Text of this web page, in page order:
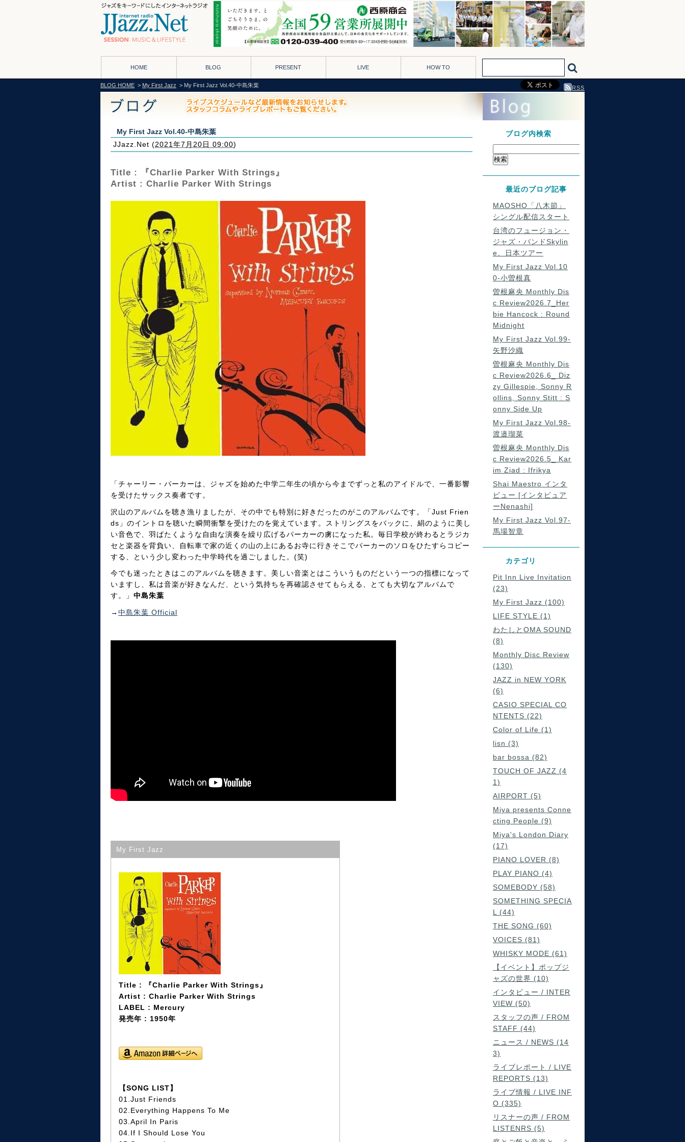
HOME BLOG PRESENT LIVE HOW TO
BLOG HOME > My First Jazz > My First Jazz Vol.40-中島朱葉 RSS
My First Jazz Vol.40-中島朱葉
JJazz.Net (2021年7月20日 09:00)
Title : 『Charlie Parker With Strings』
Artist : Charlie Parker With Strings
「チャーリー・パーカーは、ジャズを始めた中学二年生の頃から今までずっと私のアイドルで、一番影響
を受けたサックス奏者です。
沢山のアルバムを聴き漁りましたが、その中でも特別に好きだったのがこのアルバムです。「Just Frien
ds」のイントロを聴いた瞬間衝撃を受けたのを覚えています。ストリングスをバックに、絹のように美し
い音色で、羽ばたくような自由な演奏を繰り広げるパーカーの虜になった私。毎日学校が終わるとラジカ
セと楽器を背負い、自転車で家の近くの山の上にあるお寺に行きそこでパーカーのソロをひたすらコピー
する、という少し変わった中学時代を過ごしました。(笑)
今でも迷ったときはこのアルバムを聴きます。美しい音楽とはこういうものだという一つの指標になって
いますし、私は音楽が好きなんだ、という気持ちを再確認させてもらえる、とても大切なアルバムで
す。」 中島朱葉
→ 中島朱葉 Official
My First Jazz
Title : 『Charlie Parker With Strings』
Artist : Charlie Parker With Strings
LABEL : Mercury‎
発売年 : 1950年
【SONG LIST】
01.Just Friends
02.Everything Happens To Me
03.April In Paris
04.If I Should Lose You
ブログ内検索
最近のブログ記事
MAOSHO「八木節」
シングル配信スタート
台湾のフュージョン・
ジャズ・バンドSkylin
e、日本ツアー
My First Jazz Vol.10
0-小曽根真
曽根麻央 Monthly Dis
c Review2026.7_Her
bie Hancock : Round
Midnight
My First Jazz Vol.99-
矢野沙織
曽根麻央 Monthly Dis
c Review2026.6_ Diz
zy Gillespie, Sonny R
ollins, Sonny Stitt : S
onny Side Up
My First Jazz Vol.98-
渡邉瑠菜
曽根麻央 Monthly Dis
c Review2026.5_ Kar
im Ziad : Ifrikya
Shai Maestro インタ
ビュー [インタビュア
ーNenashi]
My First Jazz Vol.97-
馬場智章
カテゴリ
Pit Inn Live Invitation
(23)
My First Jazz (100)
LIFE STYLE (1)
わたしとOMA SOUND
(8)
Monthly Disc Review
(130)
JAZZ in NEW YORK
(6)
CASIO SPECIAL CO
NTENTS (22)
Color of Life (1)
lisn (3)
bar bossa (82)
TOUCH OF JAZZ (4
1)
AIRPORT (5)
Miya presents Conne
cting People (9)
Miya's London Diary
(17)
PIANO LOVER (8)
PLAY PIANO (4)
SOMEBODY (58)
SOMETHING SPECIA
L (44)
THE SONG (60)
VOICES (81)
WHISKY MODE (61)
【イベント】ポップジ
ャズの世界 (10)
インタビュー / INTER
VIEW (50)
スタッフの声 / FROM
STAFF (44)
ニュース / NEWS (14
3)
ライブレポート / LIVE
REPORTS (13)
ライブ情報 / LIVE INF
O (335)
リスナーの声 / FROM
LISTENRS (5)